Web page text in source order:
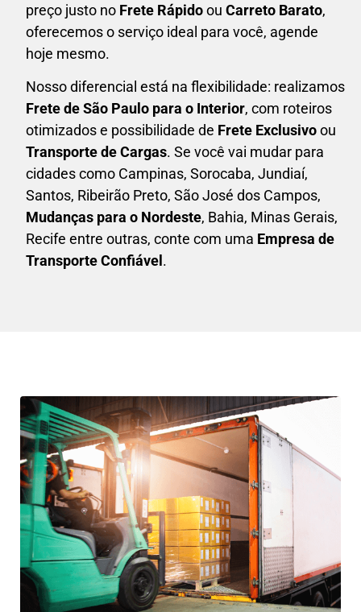
preço justo no Frete Rápidoou Carreto Barato,
oferecemos o serviço ideal para você, agende
hoje mesmo.
Nosso diferencial está na flexibilidade: realizamos
Frete de São Paulo para o Interior, com roteiros
otimizados e possibilidade de Frete Exclusivoou
Transporte de Cargas. Se você vai mudar para
cidades como Campinas, Sorocaba, Jundiaí,
Santos, Ribeirão Preto, São José dos Campos,
Mudanças para o Nordeste, Bahia, Minas Gerais,
Recife entre outras, conte com uma Empresa de
Transporte Confiável .